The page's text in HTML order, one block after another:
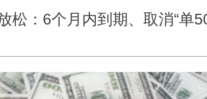
松：6个月内到期、取消“单